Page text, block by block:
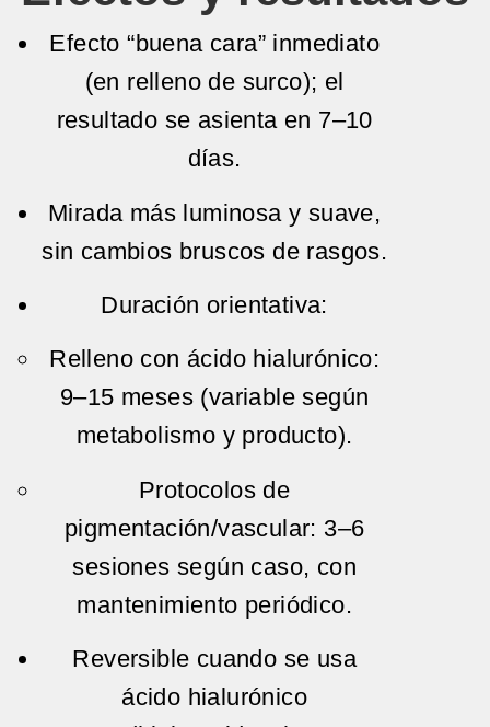
Efecto “buena cara” inmediato
(en relleno de surco); el
resultado se asientaen 7–10
días.
Mirada más luminosa y suave,
sin cambios bruscos de rasgos.
Duración orientativa:
Relleno con ácido hialurónico:
9–15 meses(variable según
metabolismo y producto).
Protocolos de
pigmentación/vascular: 3–6
sesiones según caso, con
mantenimiento periódico.
Reversible cuando se usa
ácido hialurónico